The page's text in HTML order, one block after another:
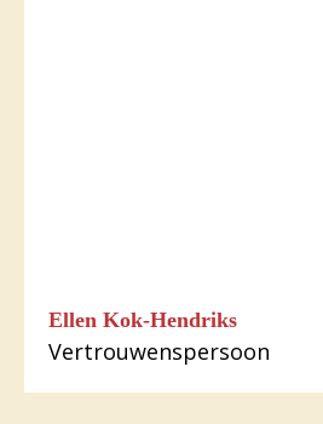
Ellen Kok-Hendriks
Vertrouwenspersoon